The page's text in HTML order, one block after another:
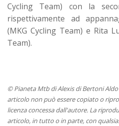
Cycling Team) con la
rispettivamente ad
(MKG Cycling Team) e Rita
Team).
© Pianeta Mtb di Alexis di Bertoni
articolo non può essere copiato o
licenza concessa dall'autore. La
articolo, in tutto o in parte, con